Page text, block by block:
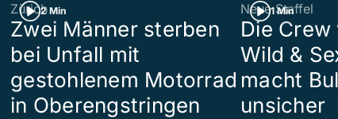
2 Min
Zürich
Zwei Männer sterben
bei Unfall mit
gestohlenem Motorrad
in Oberengstringen
1 Min
Neue Staffel
Die
Wild &
macht
unsicher